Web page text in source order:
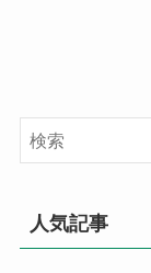
人気記事